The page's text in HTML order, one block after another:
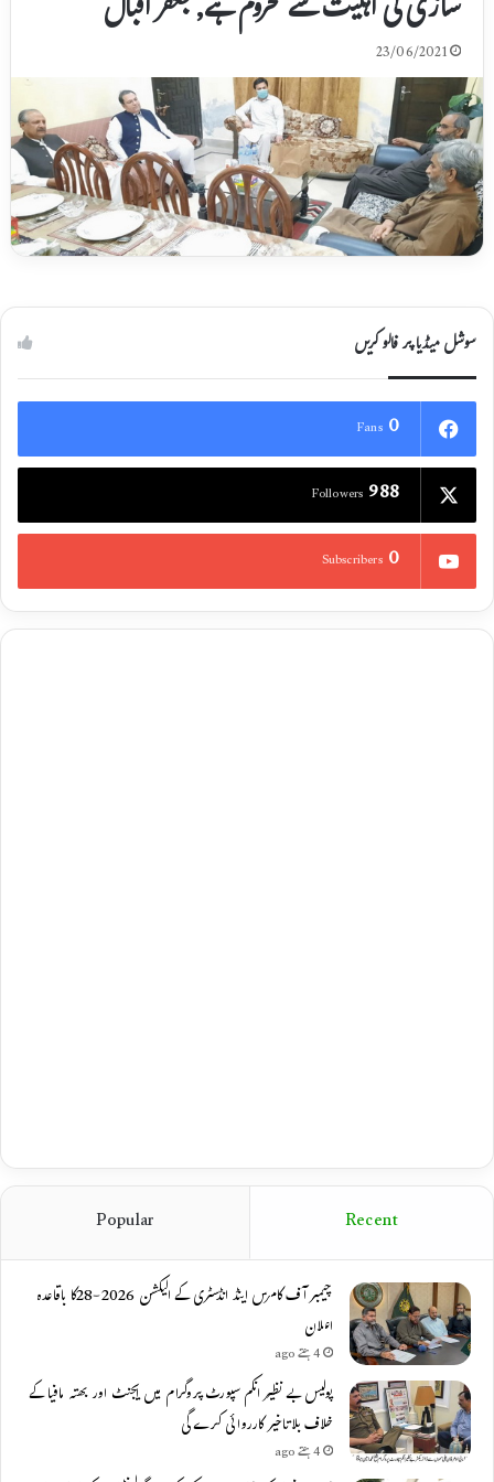
23/06/2021
سوشل میڈیا پر فالو کریں
0
Fans
988
Followers
0
Subscribers
Recent
Popular
چیمبر آف کامرس اینڈ انڈسٹری کے الیکشن 2026-28کا باقاعدہ
اعلان
4 ہفتے ago
پولیس بے نظیر انکم سپورٹ پروگرام میں ایجنٹ اور بھتہ مافیا کے
خلاف بلاتاخیر کارروائی کرے گی
4 ہفتے ago